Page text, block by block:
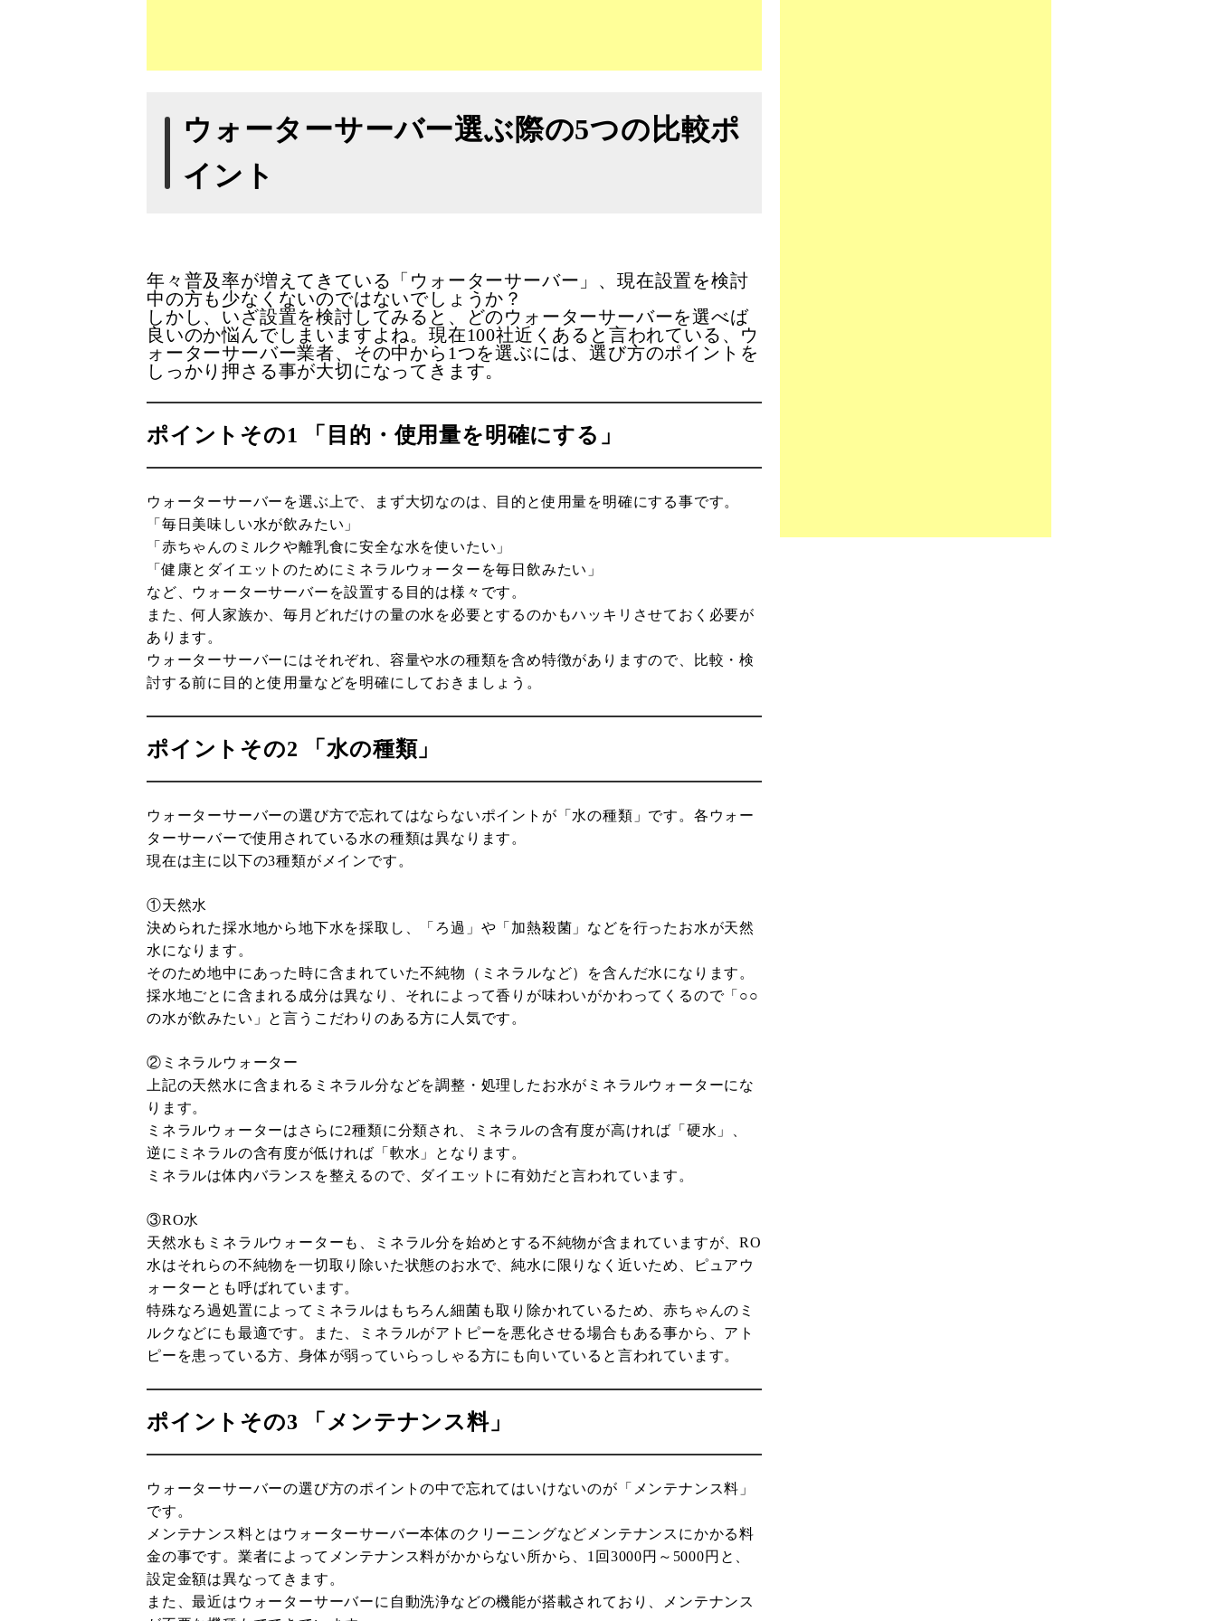
ウォーターサーバー選ぶ際の5つの比較ポ
イント
年々普及率が増えてきている「ウォーターサーバー」、現在設置を検討
中の方も少なくないのではないでしょうか？
しかし、いざ設置を検討してみると、どのウォーターサーバーを選べば
良いのか悩んでしまいますよね。現在100社近くあると言われている、ウ
ォーターサーバー業者、その中から1つを選ぶには、選び方のポイントを
しっかり押さる事が大切になってきます。
ポイントその1 「目的・使用量を明確にする」
ウォーターサーバーを選ぶ上で、まず大切なのは、目的と使用量を明確にする事です。
「毎日美味しい水が飲みたい」
「赤ちゃんのミルクや離乳食に安全な水を使いたい」
「健康とダイエットのためにミネラルウォーターを毎日飲みたい」
など、ウォーターサーバーを設置する目的は様々です。
また、何人家族か、毎月どれだけの量の水を必要とするのかもハッキリさせておく必要が
あります。
ウォーターサーバーにはそれぞれ、容量や水の種類を含め特徴がありますので、比較・検
討する前に目的と使用量などを明確にしておきましょう。
ポイントその2 「水の種類」
ウォーターサーバーの選び方で忘れてはならないポイントが「水の種類」です。各ウォー
ターサーバーで使用されている水の種類は異なります。
現在は主に以下の3種類がメインです。
①天然水
決められた採水地から地下水を採取し、「ろ過」や「加熱殺菌」などを行ったお水が天然
水になります。
そのため地中にあった時に含まれていた不純物（ミネラルなど）を含んだ水になります。
採水地ごとに含まれる成分は異なり、それによって香りが味わいがかわってくるので「○○
の水が飲みたい」と言うこだわりのある方に人気です。
②ミネラルウォーター
上記の天然水に含まれるミネラル分などを調整・処理したお水がミネラルウォーターにな
ります。
ミネラルウォーターはさらに2種類に分類され、ミネラルの含有度が高ければ「硬水」、
逆にミネラルの含有度が低ければ「軟水」となります。
ミネラルは体内バランスを整えるので、ダイエットに有効だと言われています。
③RO水
天然水もミネラルウォーターも、ミネラル分を始めとする不純物が含まれていますが、RO
水はそれらの不純物を一切取り除いた状態のお水で、純水に限りなく近いため、ピュアウ
ォーターとも呼ばれています。
特殊なろ過処置によってミネラルはもちろん細菌も取り除かれているため、赤ちゃんのミ
ルクなどにも最適です。また、ミネラルがアトピーを悪化させる場合もある事から、アト
ピーを患っている方、身体が弱っていらっしゃる方にも向いていると言われています。
ポイントその3 「メンテナンス料」
ウォーターサーバーの選び方のポイントの中で忘れてはいけないのが「メンテナンス料」
です。
メンテナンス料とはウォーターサーバー本体のクリーニングなどメンテナンスにかかる料
金の事です。業者によってメンテナンス料がかからない所から、1回3000円～5000円と、
設定金額は異なってきます。
また、最近はウォーターサーバーに自動洗浄などの機能が搭載されており、メンテナンス